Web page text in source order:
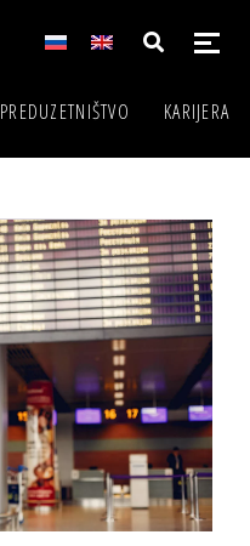
PREDUZETNIŠTVO KARIJERA